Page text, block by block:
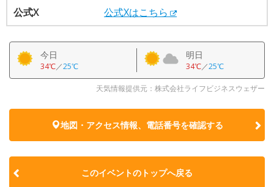
公式X
公式Xはこちら
今日
34℃／25℃
明日
34℃／25℃
天気情報提供元：株式会社ライフビジネスウェザー
地図・アクセス情報、電話番号を確認する
このイベントのトップへ戻る